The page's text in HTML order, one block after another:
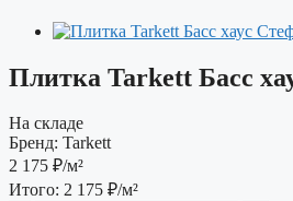
Плитка Tarkett Басс
На складе
Бренд: Tarkett
2 175 ₽/м²
Итого: 2 175 ₽/м²